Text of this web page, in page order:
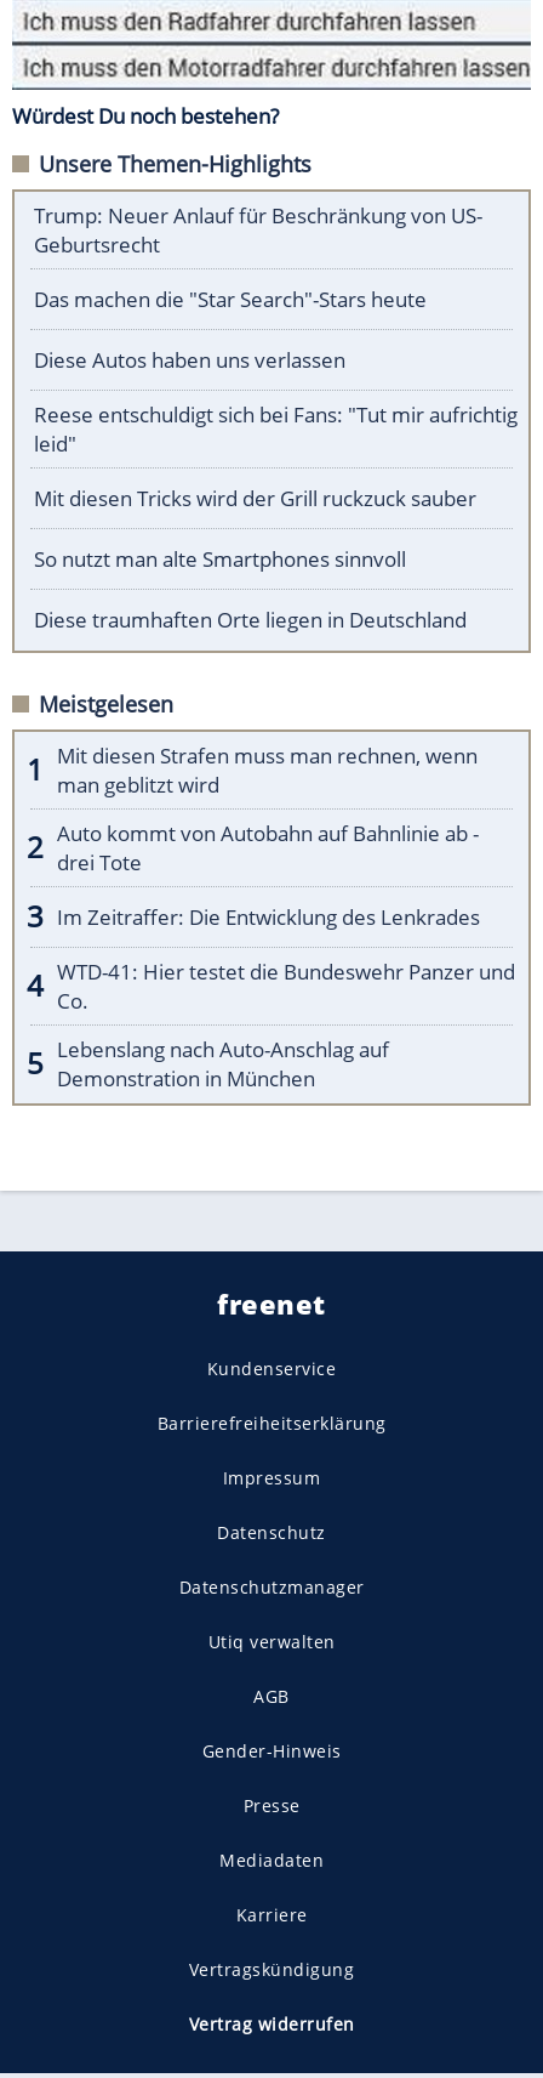
Würdest Du noch bestehen?
Unsere Themen-Highlights
Trump: Neuer Anlauf für Beschränkung von US-
Geburtsrecht
Das machen die "Star Search"-Stars heute
Diese Autos haben uns verlassen
Reese entschuldigt sich bei Fans: "Tut mir aufrichtig
leid"
Mit diesen Tricks wird der Grill ruckzuck sauber
So nutzt man alte Smartphones sinnvoll
Diese traumhaften Orte liegen in Deutschland
Meistgelesen
Mit diesen Strafen muss man rechnen, wenn
man geblitzt wird
Auto kommt von Autobahn auf Bahnlinie ab -
drei Tote
Im Zeitraffer: Die Entwicklung des Lenkrades
WTD-41: Hier testet die Bundeswehr Panzer und
Co.
Lebenslang nach Auto-Anschlag auf
Demonstration in München
freenet
Kundenservice
Barrierefreiheitserklärung
Impressum
Datenschutz
Datenschutzmanager
Utiq verwalten
AGB
Gender-Hinweis
Presse
Mediadaten
Karriere
Vertragskündigung
Vertrag widerrufen